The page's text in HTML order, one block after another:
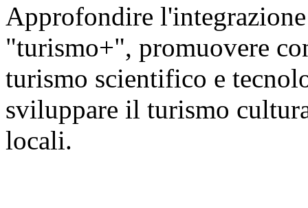
Approfondire
"turismo+", promuovere
turismo scientifico e
sviluppare il turismo
locali.